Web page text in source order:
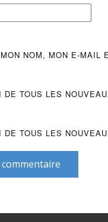
NOM, MON E-MAIL
DE TOUS LES
DE TOUS LES